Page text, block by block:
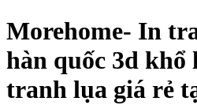
Morehome- In
hàn quốc 3d khổ
tranh lụa giá rẻ